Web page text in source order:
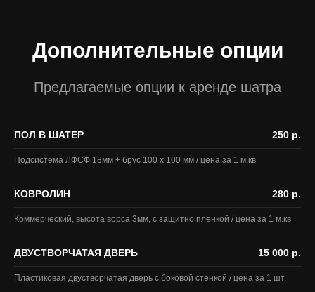
Дополнительные опции
Предлагаемые опции к аренде шатра
ПОЛ В ШАТЕР 250 р.
Подсистема ЛФСФ 18мм + брус 100 х 100 мм / цена за 1 м.кв
КОВРОЛИН 280 р.
Коммерческий, высота ворса 3мм, с защитно пленкой / цена за 1 м.кв
ДВУСТВОРЧАТАЯ ДВЕРЬ 15 000 р.
Пластиковая двустворчатая дверь с боковой стенкой / цена за 1 шт.